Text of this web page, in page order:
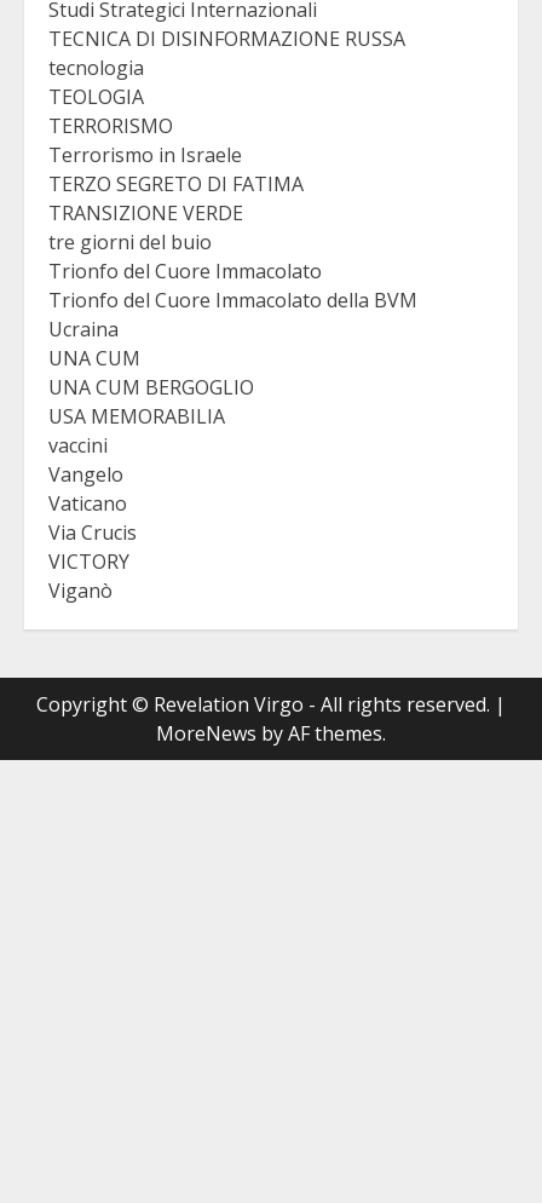
Studi Strategici Internazionali
TECNICA DI DISINFORMAZIONE RUSSA
tecnologia
TEOLOGIA
TERRORISMO
Terrorismo in Israele
TERZO SEGRETO DI FATIMA
TRANSIZIONE VERDE
tre giorni del buio
Trionfo del Cuore Immacolato
Trionfo del Cuore Immacolato della BVM
Ucraina
UNA CUM
UNA CUM BERGOGLIO
USA MEMORABILIA
vaccini
Vangelo
Vaticano
Via Crucis
VICTORY
Viganò
Copyright © Revelation Virgo - All rights reserved. |
MoreNews by AF themes.